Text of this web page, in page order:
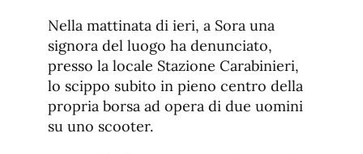
de
fuente
de
fuente.
Nella mattinata di ieri, a Sora una
signora del luogo ha denunciato,
presso la locale Stazione Carabinieri,
lo scippo subito in pieno centro della
propria borsa ad opera di due uomini
su uno scooter.